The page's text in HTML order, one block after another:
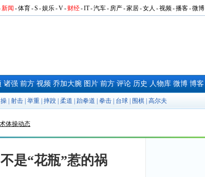
新闻 -体育-S -娱乐-V- 财经-IT-汽车- 房产-家居-女人 -视频-播客-微博
诸强 前方 视频 乔加大腕 图片 前方 评论 历史 人物库 微博 博客
射击 举重 摔跤 柔道 跆拳道 拳击 台球 围棋 高尔夫
体操动态
是“花瓶”惹的祸